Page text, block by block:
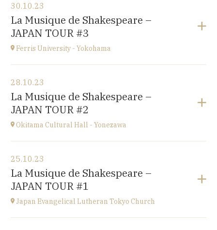
Conservatoire d'Amiens
3 rue Desprez 80000 AMIENS
à15H
30.10.23
La Musique de Shakespeare –
JAPAN TOUR #3
Ferris University - Yokohama
Ferris University - Yokohama
JAPAN
à15H
28.10.23
La Musique de Shakespeare –
JAPAN TOUR #2
Okitama Cultural Hall - Yonezawa
Okitama Cultural Hall - Yonezawa
JAPAN
à15H
25.10.23
La Musique de Shakespeare –
JAPAN TOUR #1
Japan Evangelical Lutheran Tokyo Church